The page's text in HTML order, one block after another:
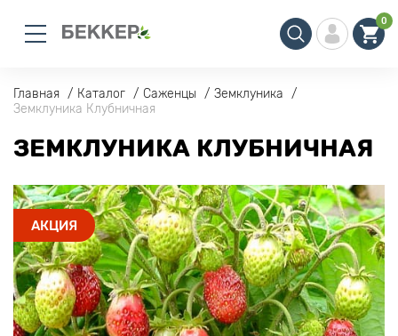
0
Главная Каталог Саженцы
Земклуника
Земклуника Клубничная
ЗЕМКЛУНИКА КЛУБНИЧНАЯ
АКЦИЯ